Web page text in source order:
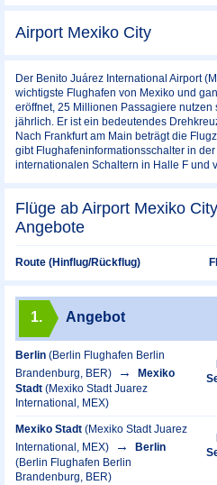
Airport Mexiko City
Der Benito Juárez International Airport
wichtigste Flughafen von Mexiko und
eröffnet, 25 Millionen Passagiere
jährlich. Er ist ein bedeutendes
Nach Frankfurt am Main beträgt die
gibt Flughafeninformationsschalter in
internationalen Schaltern in Halle F und
Flüge ab Airport Mexiko
Angebote
Route (Hinflug/Rückflug)
1. Angebot
Berlin (Berlin Flughafen Berlin
Brandenburg, BER)
Mexiko
Stadt (Mexiko Stadt Juarez
International, MEX)
Mexiko Stadt (Mexiko Stadt Juarez
International, MEX)
Berlin
(Berlin Flughafen Berlin
Brandenburg, BER)